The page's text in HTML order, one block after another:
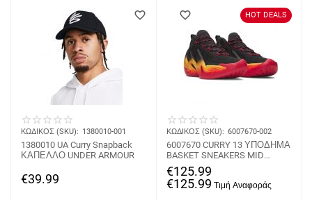
ΚΩΔΙΚΟΣ (SKU): 1380010-001
1380010 UA Curry Snapback
ΚΑΠΕΛΛΟ UNDER ARMOUR
€39.99
HOT DEALS
ΚΩΔΙΚΟΣ (SKU): 6007670-002
6007670 CURRY 13 ΥΠΟΔΗΜΑ
BASKET SNEAKERS MID
UNDER ARMOUR
€125.99
€125.99